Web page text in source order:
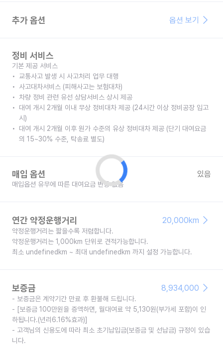
추가 옵션 옵션 보기
정비 서비스
기본 제공 서비스
교통사고 발생 시 사고처리 업무 대행
사고대차서비스 (피해사고는 보험대차)
차량 정비 관련 유선 상담서비스 상시 제공
대여 개시 2개월 이내 무상 정비대차 제공 (24시간 이상 정비공장 입고
시)
대여 개시 2개월 이후 원가 수준의 유상 정비대차 제공 (단기 대여요금
의 15~30% 수준, 탁송료 별도)
매입 옵션 있음
매입옵션 유무에 따른 대여요금 변동 없음
연간 약정운행거리 20,000km
약정운행거리는 짧을수록 저렴합니다.
약정운행거리는 1,000km 단위로 견적가능합니다.
최소 undefinedkm ~ 최대 undefinedkm 까지 설정 가능합니다.
보증금 8,934,000
- 보증금은 계약기간 만료 후 환불해 드립니다.
- [보증금 100만원을 증액하면, 월대여료 약 5,130원(부가세 포함)이 인
하됩니다.(년리6.16%효과)]
- 고객님의 신용도에 따라 최소 초기납입금(보증금 및 선납금) 규정이 있습
니다.